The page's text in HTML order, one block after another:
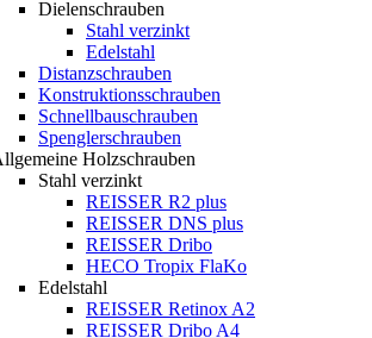
Dielenschrauben
Stahl verzinkt
Edelstahl
Distanzschrauben
Konstruktionsschrauben
Schnellbauschrauben
Spenglerschrauben
Holzschrauben
Stahl verzinkt
REISSER R2 plus
REISSER DNS plus
REISSER Dribo
HECO Tropix FlaKo
Edelstahl
REISSER Retinox A2
REISSER Dribo A4